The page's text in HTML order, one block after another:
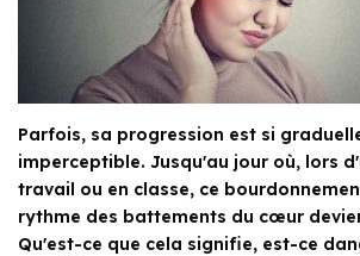
Parfois, sa progression est si
imperceptible. Jusqu'au jour où, lors
travail ou en classe, ce
rythme des battements du cœur
Qu'est-ce que cela signifie, est-ce